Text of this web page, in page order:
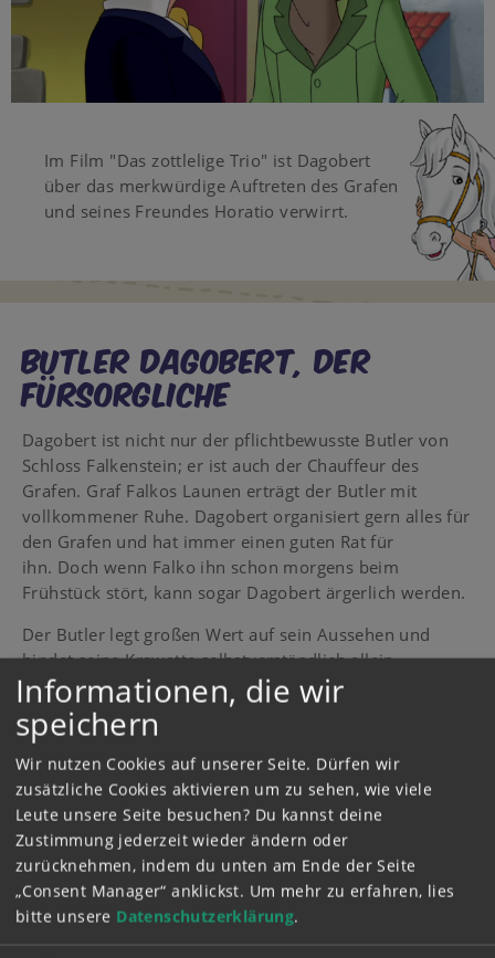
Video
Im Film "Das zottlelige Trio" ist Dagobert
über das merkwürdige Auftreten des Grafen
und seines Freundes Horatio verwirrt.
Butler Dagobert, der
Fürsorgliche
Dagobert ist nicht nur der pflichtbewusste Butler von
Schloss Falkenstein; er ist auch der Chauffeur des
Grafen. Graf Falkos Launen erträgt der Butler mit
vollkommener Ruhe. Dagobert organisiert gern alles für
den Grafen und hat immer einen guten Rat für
ihn. Doch wenn Falko ihn schon morgens beim
Frühstück stört, kann sogar Dagobert ärgerlich werden.
Der Butler legt großen Wert auf sein Aussehen und
bindet seine Krawatte selbstverständlich allein.
Informationen, die wir
speichern
Wir nutzen Cookies auf unserer Seite. Dürfen wir
zusätzliche Cookies aktivieren um zu sehen, wie viele
Leute unsere Seite besuchen? Du kannst deine
Zustimmung jederzeit wieder ändern oder
zurücknehmen, indem du unten am Ende der Seite
„Consent Manager“ anklickst. Um mehr zu erfahren, lies
bitte unsere Datenschutzerklärung.